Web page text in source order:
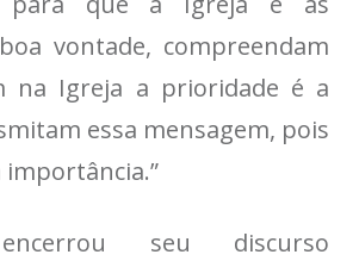
vontade, compreendam
na Igreja a prioridade é a
essa mensagem, pois
seu discurso